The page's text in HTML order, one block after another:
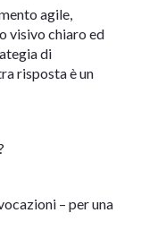
agile,
visivo chiaro ed
di
risposta è un
– per una